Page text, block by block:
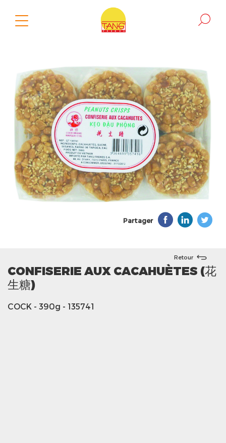
Partager
Retour
CONFISERIE AUX CACAHUÈTES (花
生糖)
COCK - 390g - 135741